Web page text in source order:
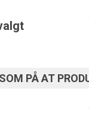
PÅ AT